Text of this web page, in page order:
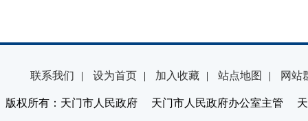
联系我们 | 设为首页 | 加入收藏 | 站点地图 | 网站
版权所有：天门市人民政府 天门市人民政府办公室主管 天